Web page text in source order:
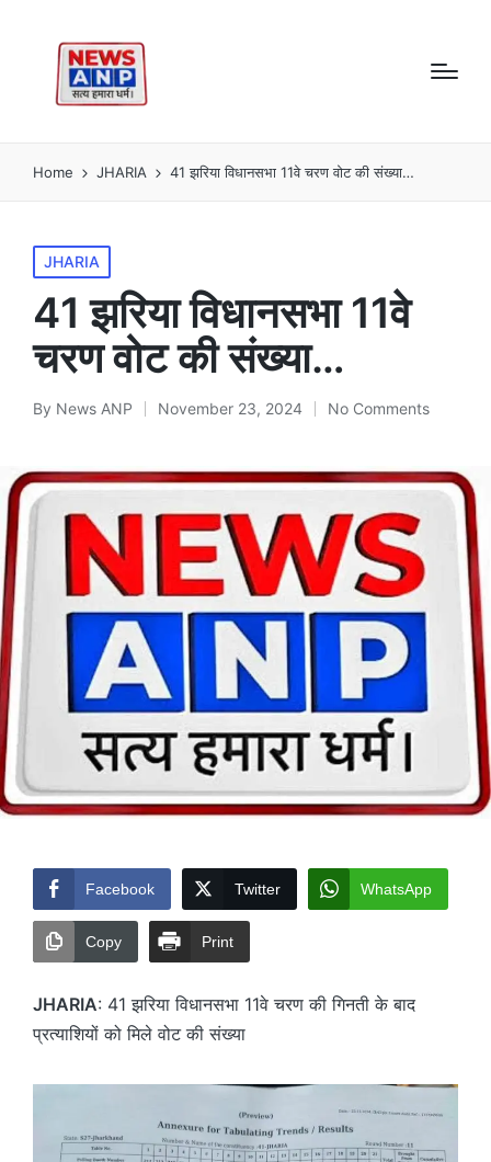
Home JHARIA 41 झरिया विधानसभा 11वे चरण वोट की संख्या…
Posted
in
JHARIA
41 झरिया विधानसभा 11वे
चरण वोट की संख्या…
Posted
By News ANP November 23, 2024 No Comments
Facebook Twitter WhatsApp
Copy Print
JHARIA: 41 झरिया विधानसभा 11वे चरण की गिनती के बाद
प्रत्याशियों को मिले वोट की संख्या